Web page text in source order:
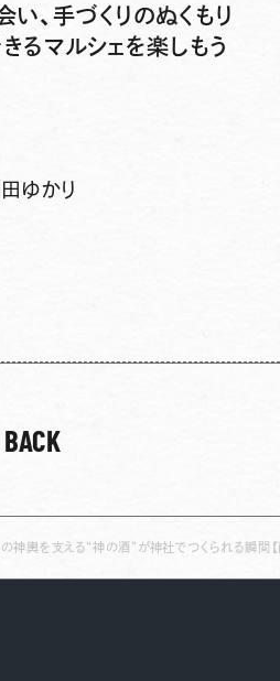
、手づくりのぬくもり
るマルシェを楽しもう
ゆかり
BACK
の神輿を支える“神の酒”が神社でつくられる瞬間